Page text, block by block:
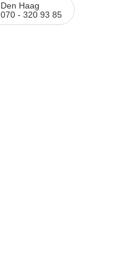
Den Haag
070 - 320 93 85